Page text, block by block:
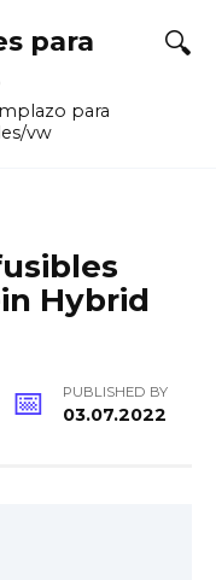
para
para
vw
Hybrid
PUBLISHED BY
03.07.2022